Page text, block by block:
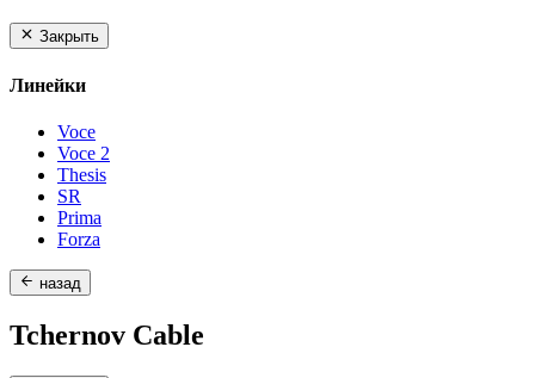
Закрыть
Линейки
Voce
Voce 2
Thesis
SR
Prima
Forza
назад
Tchernov Cable